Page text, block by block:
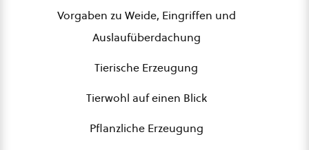
Vorgaben zu Weide, Eingriffen und
Auslaufüberdachung
Tierische Erzeugung
Tierwohl auf einen Blick
Pflanzliche Erzeugung